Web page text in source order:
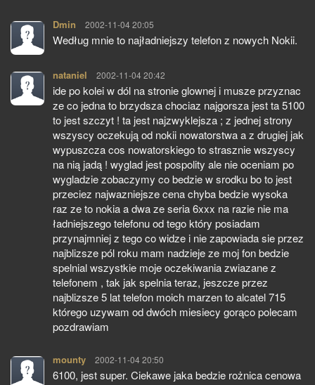
Dmin pisze:
2002-11-04 20:05
Według mnie to najładniejszy telefon z nowych Nokii.
nataniel pisze:
2002-11-04 20:42
ide po kolei w dól na stronie glownej i musze przyznac
ze co jedna to brzydsza chociaz najgorsza jest ta 5100
to jest szczyt ! ta jest najzwyklejsza ; z jednej strony
wszyscy oczekują od nokii nowatorstwa a z drugiej jak
wypuszcza cos nowatorskiego to strasznie wszyscy
na nią jadą ! wyglad jest pospolity ale nie oceniam po
wygladzie zobaczymy co bedzie w srodku bo to jest
przeciez najwazniejsze cena chyba bedzie wysoka
raz ze to nokia a dwa ze seria 6xxx na razie nie ma
ładniejszego telefonu od tego który posiadam
przynajmniej z tego co widze i nie zapowiada sie przez
najblizsze pól roku mam nadzieje ze moj fon bedzie
spelnial wszystkie moje oczekiwania zwiazane z
telefonem , tak jak spelnia teraz, jeszcze przez
najblizsze 5 lat telefon moich marzen to alcatel 715
którego uzywam od dwóch miesiecy gorąco polecam
pozdrawiam
mounty pisze:
2002-11-04 20:50
6100, jest super. Ciekawe jaka bedzie rożnica cenowa